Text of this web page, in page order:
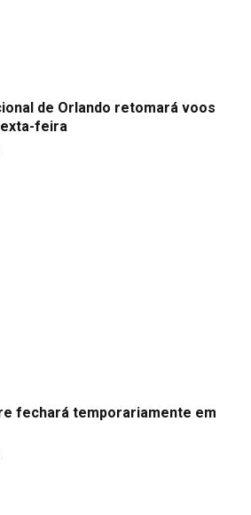
de Orlando retomará voos
feira
fechará temporariamente em